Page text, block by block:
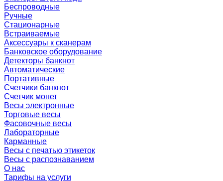
Беспроводные
Ручные
Стационарные
Встраиваемые
Аксессуары к сканерам
Банковское оборудование
Детекторы банкнот
Автоматические
Портативные
Счетчики банкнот
Счетчик монет
Весы электронные
Торговые весы
Фасовочные весы
Лабораторные
Карманные
Весы с печатью этикеток
Весы с распознаванием
О нас
Тарифы на услуги